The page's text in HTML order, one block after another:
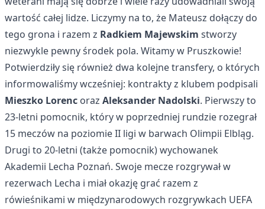
wartość całej lidze. Liczymy na to, że Mateusz dołączy do
tego grona i razem z Radkiem Majewskim stworzy
niezwykle pewny środek pola. Witamy w Pruszkowie!
Potwierdziły się również dwa kolejne transfery, o których
informowaliśmy wcześniej: kontrakty z klubem podpisali
Mieszko Lorenc oraz Aleksander Nadolski. Pierwszy to
23-letni pomocnik, który w poprzedniej rundzie rozegrał
15 meczów na poziomie II ligi w barwach Olimpii Elbląg.
Drugi to 20-letni (także pomocnik) wychowanek
Akademii Lecha Poznań. Swoje mecze rozgrywał w
rezerwach Lecha i miał okazję grać razem z
rówieśnikami w międzynarodowych rozgrywkach UEFA